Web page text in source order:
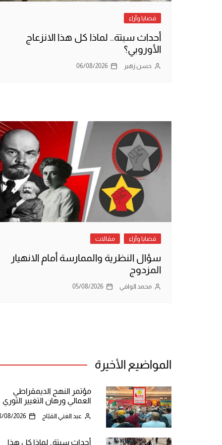
قضايا وآراء
أحداث سبتة.. لماذا كل هذا الانزعاج
الأوروبي؟
حسن زهير 06/08/2026
قضايا وآراء مقالات
سؤال النظرية والممارسة أمام الانهيار
المزدوج
محمد الوافي 05/08/2026
المواضيع الأخيرة
مؤتمر النهج الديمقراطي
العمالي ورهان التغيير الثوري
عبد الغني القبّاج 08/2026
أحداث سبتة.. لماذا كل هذا